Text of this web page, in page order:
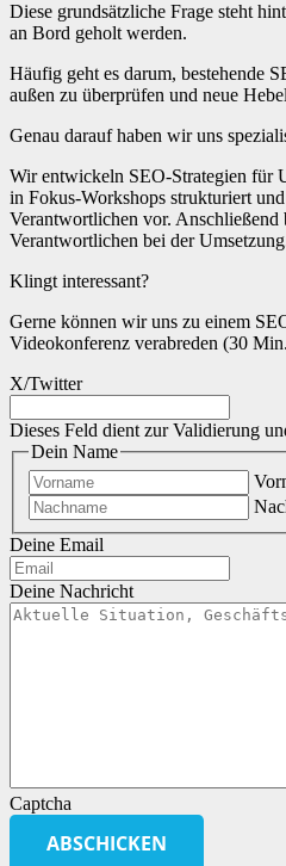
Diese grundsätzliche Frage steht
an Bord geholt werden.
Häufig geht es darum, bestehende
außen zu überprüfen und neue
Genau darauf haben wir uns
Wir entwickeln SEO-Strategien für
in Fokus-Workshops strukturiert
Verantwortlichen vor.
Verantwortlichen bei der
Klingt interessant?
Gerne können wir uns zu einem
Videokonferenz verabreden (30
X/Twitter
Dieses Feld dient zur Validierung
Dein Name
Deine Email
Deine Nachricht
Captcha